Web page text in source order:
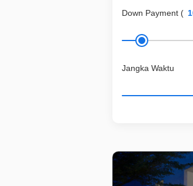
Down Payment (
Jangka Waktu